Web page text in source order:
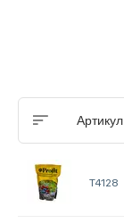
Артикул
Т4128